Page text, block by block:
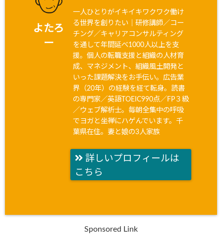
よたろ
ー
一人ひとりがイキイキワクワク働け
る世界を創りたい｜研修講師／コー
チング／キャリアコンサルティング
を通して年間延べ1000人以上を支
援。個人の転職支援と組織の人材育
成、マネジメント、組織風土開発と
いった課題解決をお手伝い。広告業
界（20年）の経験を経て転身。読書
の専門家／英語TOEIC990点／FP３級
／ウェブ解析士。毎朝全集中の呼吸
でヨガと坐禅にハゲんでいます。千
葉県在住。妻と娘の3人家族
詳しいプロフィールは
こちら
Sponsored Link